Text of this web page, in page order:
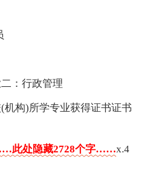
：行政管理
机构)所学专业获得证书证书
此处隐藏2728个字……x.4